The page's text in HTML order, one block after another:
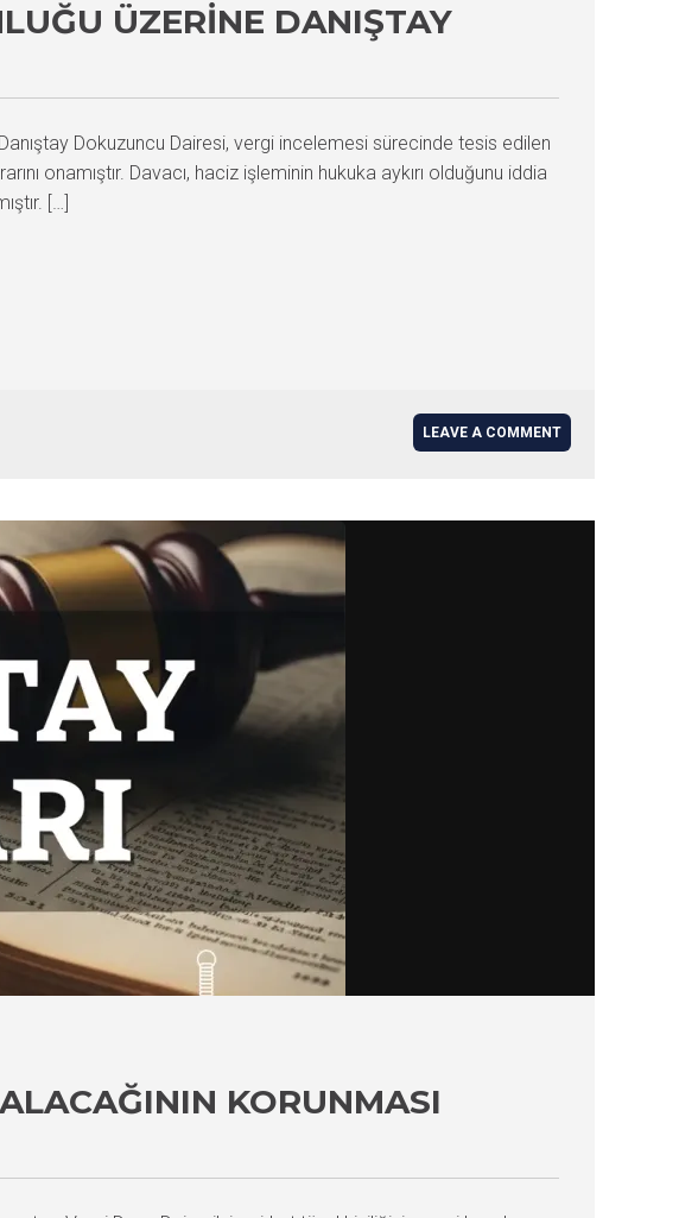
ÜZERINE DANIŞTAY
Dokuzuncu Dairesi, vergi incelemesi sürecinde tesis edilen
onamıştır. Davacı, haciz işleminin hukuka aykırı olduğunu iddia
[…]
LEAVE A COMMENT
KORUNMASI